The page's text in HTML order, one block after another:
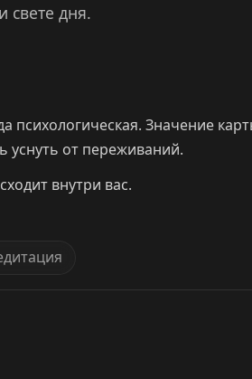
свете дня.
психологическая. Значение
уснуть от переживаний.
внутри вас.